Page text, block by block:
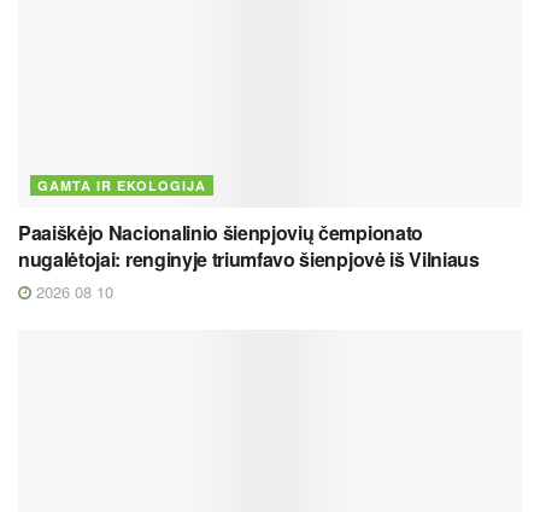
GAMTA IR EKOLOGIJA
Paaiškėjo Nacionalinio šienpjovių čempionato
nugalėtojai: renginyje triumfavo šienpjovė iš Vilniaus
2026 08 10